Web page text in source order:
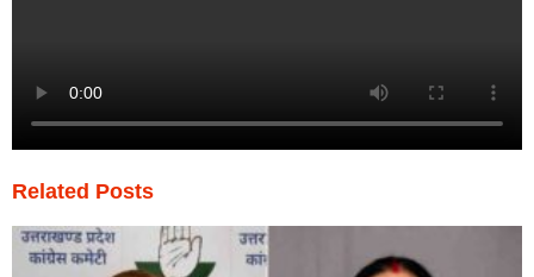
Related Posts